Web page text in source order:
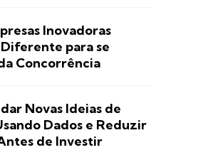
Inovadoras
para se
Concorrência
Novas Ideias de
Dados e Reduzir
de Investir